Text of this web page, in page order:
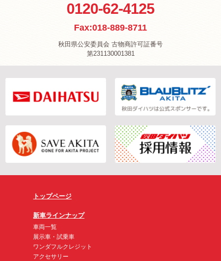
0120-62-4125
Fax:018-889-8711
秋田県公安委員会 古物商許可証番号
第231130001381
トップページ
新車ラインナップ
車両一覧
展示車・試乗車
ワンダフルクレジット
アクセサリー